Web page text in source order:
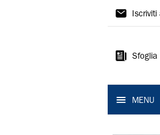
Iscriviti
Sfoglia
MENU